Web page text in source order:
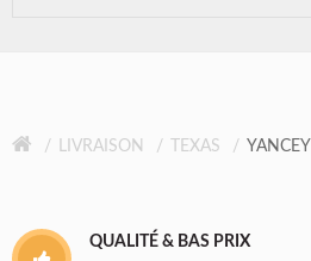
LIVRAISON TEXAS YANCEY
QUALITÉ & BAS PRIX